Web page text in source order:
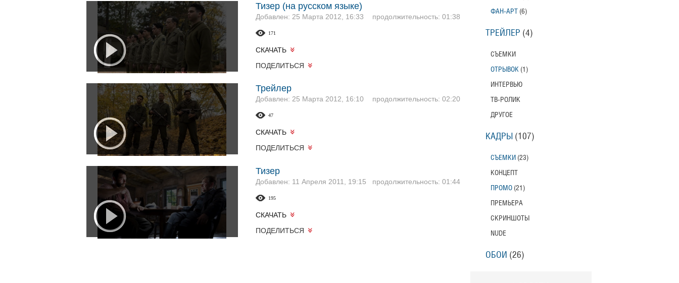
Тизер (на русском языке)
Добавлен: 25 Марта 2012, 16:33 продолжительность: 01:38
171
СКАЧАТЬ
ПОДЕЛИТЬСЯ
Трейлер
Добавлен: 25 Марта 2012, 16:10 продолжительность: 02:20
47
СКАЧАТЬ
ПОДЕЛИТЬСЯ
Тизер
Добавлен: 11 Апреля 2011, 19:15 продолжительность: 01:44
195
СКАЧАТЬ
ПОДЕЛИТЬСЯ
ФАН-АРТ (6)
ТРЕЙЛЕР (4)
СЪЕМКИ
ОТРЫВОК (1)
ИНТЕРВЬЮ
ТВ-РОЛИК
ДРУГОЕ
КАДРЫ (107)
СЪЕМКИ (23)
КОНЦЕПТ
ПРОМО (21)
ПРЕМЬЕРА
СКРИНШОТЫ
NUDE
ОБОИ (26)